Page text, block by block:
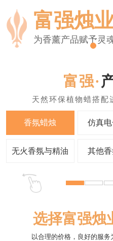
富强烛
为香薰产品赋予灵